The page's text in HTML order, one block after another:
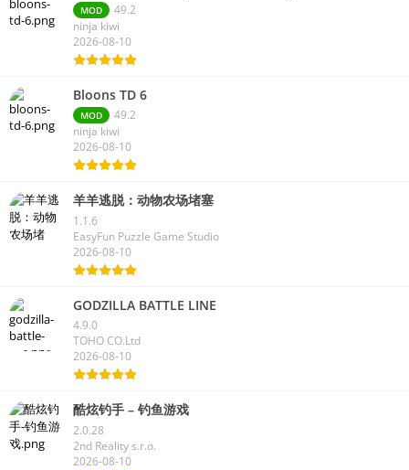
MOD
49.2
ninja kiwi
2026-08-10
Bloons TD 6
MOD
49.2
ninja kiwi
2026-08-10
羊羊逃脱：动物农场堵塞
1.1.6
EasyFun Puzzle Game Studio
2026-08-10
GODZILLA BATTLE LINE
4.9.0
TOHO CO.Ltd
2026-08-10
酷炫钓手 – 钓鱼游戏
2.0.28
2nd Reality s.r.o.
2026-08-10